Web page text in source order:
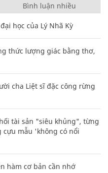
Bình luận nhiều
học của Lý Nhã Kỳ
thức lượng giác bằng thơ,
cha Liệt sĩ đặc công rừng
tài sản "siêu khủng", từng
cựu mẫu 'không có nổi
hàm cơ bản cần nhớ